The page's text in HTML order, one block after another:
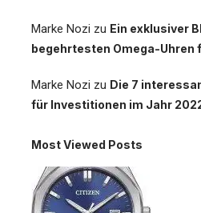
Marke Nozi zu Ein exklusiver
begehrtesten Omega-Uhren
Marke Nozi zu Die 7
für Investitionen im Jahr
Most Viewed Posts